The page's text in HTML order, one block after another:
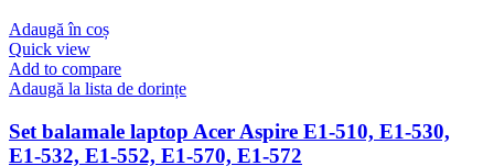
Adaugă în coș
Quick view
Add to compare
Adaugă la lista de dorințe
Set balamale laptop Acer Aspire E1-510, E1-530,
E1-532, E1-552, E1-570, E1-572